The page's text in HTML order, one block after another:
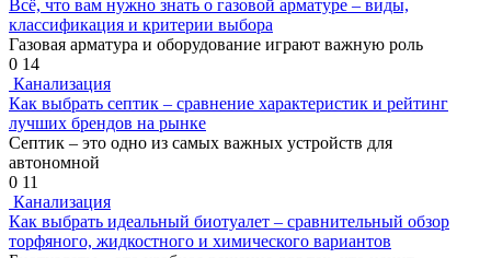
Всё, что вам нужно знать о газовой арматуре – виды,
классификация и критерии выбора
Газовая арматура и оборудование играют важную роль
0 14
Канализация
Как выбрать септик – сравнение характеристик и рейтинг
лучших брендов на рынке
Септик – это одно из самых важных устройств для
автономной
0 11
Канализация
Как выбрать идеальный биотуалет – сравнительный обзор
торфяного, жидкостного и химического вариантов